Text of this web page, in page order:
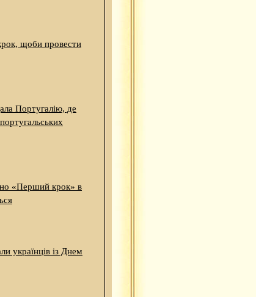
щоби провести
Португалію, де
«Перший крок» в
українців із Днем